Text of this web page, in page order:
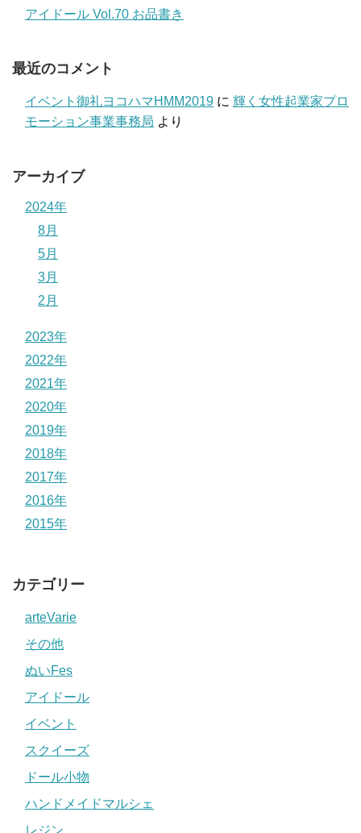
アイドール Vol.70 お品書き
最近のコメント
イベント御礼ヨコハマHMM2019 に 輝く女性起業家プロ
モーション事業事務局 より
アーカイブ
2024年
8月
5月
3月
2月
2023年
2022年
2021年
2020年
2019年
2018年
2017年
2016年
2015年
カテゴリー
arteVarie
その他
ぬいFes
アイドール
イベント
スクイーズ
ドール小物
ハンドメイドマルシェ
レジン